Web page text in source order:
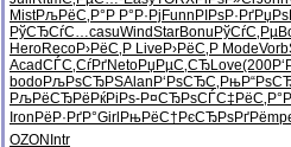
MistРљРёС‚Р° Р Р°Р·Рј Funn РІРѕР·Рґ
РўСЂСѓС…casuWindStarBonu РўСѓС‚Рµ
HeroRecoР›РёС‚Р Live Р›РёС‚Р ModeVorb
AcadСЃС‚СѓРґNetoРџРµС‚СЂLove(200
bodoРљРѕСЂРЅAlan Р‘РѕСЂС‚
РљРёСЂРё РќРіРѕ-Р¤СЂРѕСЃС‡РёС‚Р°
Iron РёР·РґР°Girl РњРёС†РєСЂРѕРґРё
OZON Intr